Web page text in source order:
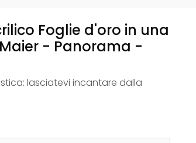
Foglie d'oro in una
- Panorama -
lasciatevi incantare dalla